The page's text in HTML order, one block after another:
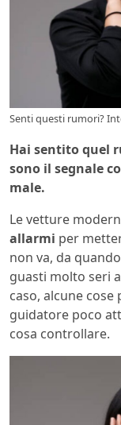
Senti questi rumori?
Hai sentito quel
sono il segnale
male.
Le vetture
allarmi per
non va, da
guasti molto seri
caso, alcune
guidatore poco
cosa controllare.